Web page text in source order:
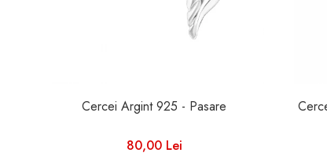
Cercei Argint 925 - Pasare
80,00 Lei